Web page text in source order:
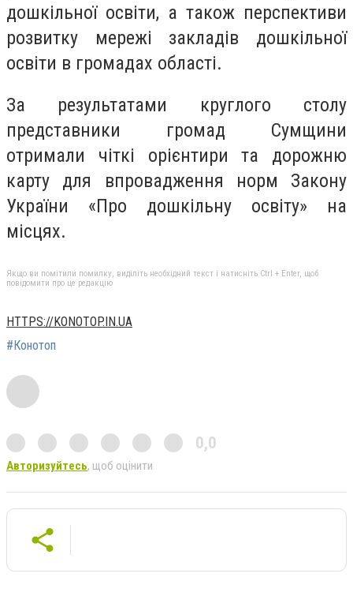
дошкільної освіти, а також перспективи
розвитку мережі закладів дошкільної
освіти в громадах області.
За результатами круглого столу
представники громад Сумщини
отримали чіткі орієнтири та дорожню
карту для впровадження норм Закону
України «Про дошкільну освіту» на
місцях.
Якщо ви помітили помилку, виділіть необхідний текст і натисніть Ctrl + Enter, щоб
повідомити про це редакцію
HTTPS://KONOTOP.IN.UA
#Конотоп
0,0
Авторизуйтесь, щоб оцінити